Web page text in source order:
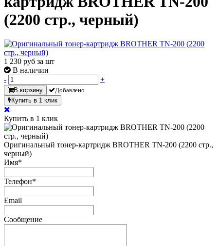
(2200 стр., черный)
1 230 руб за шт
В наличии
-
+
В корзину
Добавлено
Купить в 1 клик
Купить в 1 клик
Оригинальный тонер-картридж BROTHER TN-200 (2200 стр.,
черный)
Имя*
Телефон*
Email
Сообщение